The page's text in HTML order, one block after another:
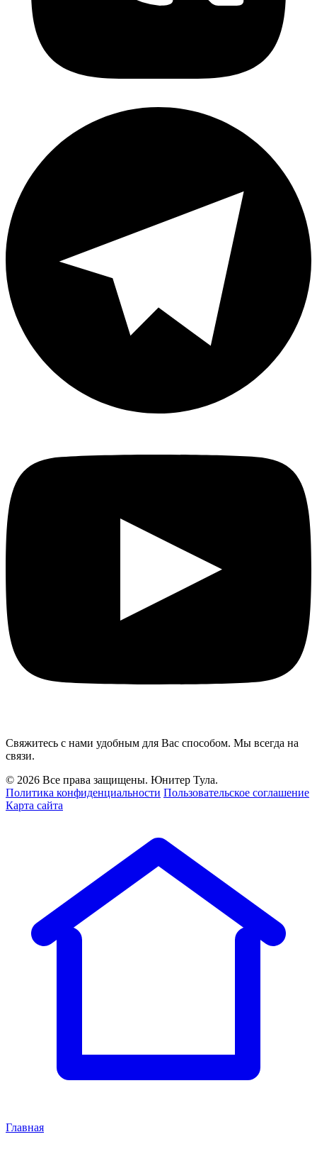
Свяжитесь с нами удобным для Вас способом. Мы всегда на
связи.
© 2026 Все права защищены. Юнитер Тула.
Политика конфиденциальности Пользовательское соглашение
Карта сайта
Главная